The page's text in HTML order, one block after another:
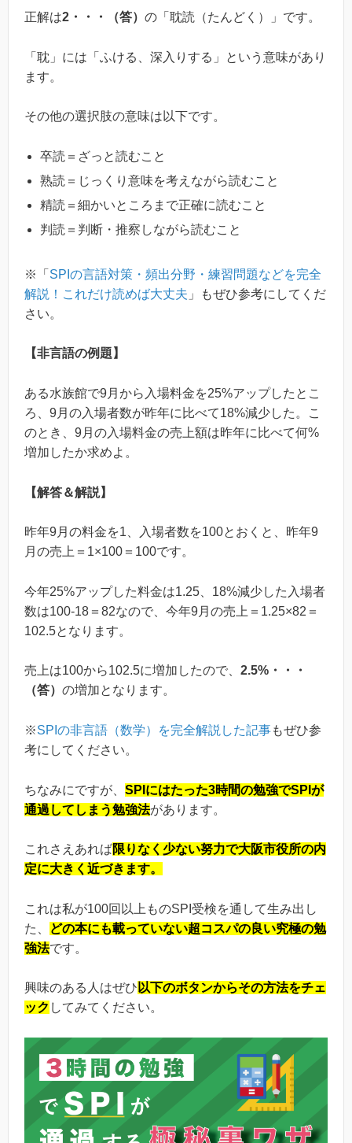
正解は2・・・（答） の「耽読（たんどく）」です。
「耽」には「ふける、深入りする」という意味があり
ます。
その他の選択肢の意味は以下です。
卒読＝ざっと読むこと
熟読＝じっくり意味を考えながら読むこと
精読＝細かいところまで正確に読むこと
判読＝判断・推察しながら読むこと
※「 SPIの言語対策・頻出分野・練習問題などを完全
解説！これだけ読めば大丈夫 」もぜひ参考にしてくだ
さい。
【非言語の例題】
ある水族館で9月から入場料金を25%アップしたとこ
ろ、9月の入場者数が昨年に比べて18%減少した。こ
のとき、9月の入場料金の売上額は昨年に比べて何%
増加したか求めよ。
【解答＆解説】
昨年9月の料金を1、入場者数を100とおくと、昨年9
月の売上＝1×100＝100です。
今年25%アップした料金は1.25、18%減少した入場者
数は100-18＝82なので、今年9月の売上＝1.25×82＝
102.5となります。
売上は100から102.5に増加したので、 2.5%・・・
（答） の増加となります。
※SPIの非言語（数学）を完全解説した記事もぜひ参
考にしてください。
ちなみにですが、 SPIにはたった3時間の勉強でSPIが
通過してしまう勉強法があります。
これさえあれば限りなく少ない努力で大阪市役所の内
定に大きく近づきます。
これは私が100回以上ものSPI受検を通して生み出し
た、
どの本にも載っていない超コスパの良い究極の勉
強法です。
興味のある人はぜひ 以下のボタンからその方法をチェ
ック してみてください。